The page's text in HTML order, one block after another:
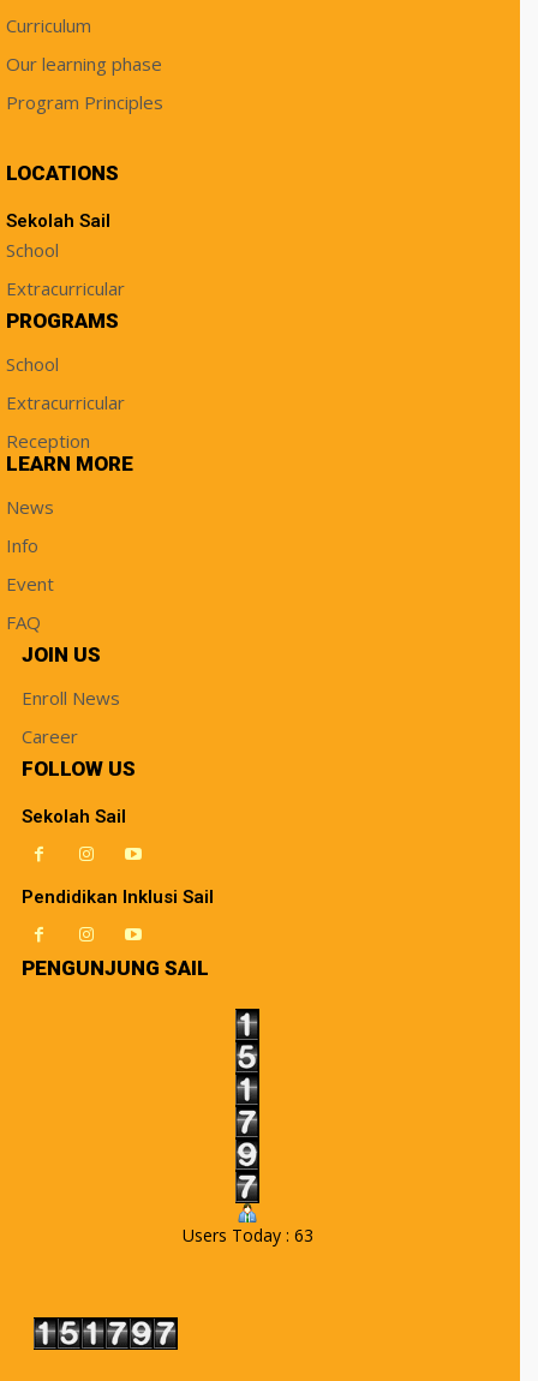
Curriculum
Our learning phase
Program Principles
LOCATIONS
Sekolah Sail
School
Extracurricular
PROGRAMS
School
Extracurricular
Reception
LEARN MORE
News
Info
Event
FAQ
JOIN US
Enroll News
Career
FOLLOW US
Sekolah Sail
Pendidikan Inklusi Sail
PENGUNJUNG SAIL
Users Today : 63